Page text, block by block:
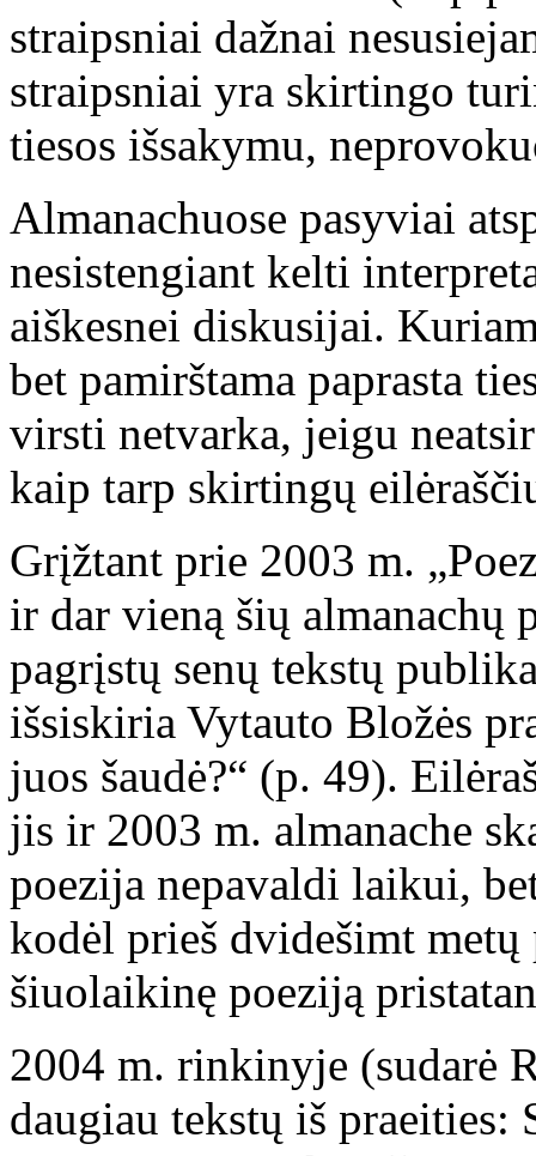
straipsniai dažnai
straipsniai yra skirtingo
tiesos išsakymu,
Almanachuose pasyviai
nesistengiant kelti
aiškesnei diskusijai.
bet pamirštama paprasta
virsti netvarka, jeigu
kaip tarp skirtingų
Grįžtant prie 2003 m.
ir dar vieną šių almanachų
pagrįstų senų tekstų
išsiskiria Vytauto Bložės
juos šaudė?“ (p. 49).
jis ir 2003 m. almanache
poezija nepavaldi laikui,
kodėl prieš dvidešimt
šiuolaikinę poeziją
2004 m. rinkinyje (sudarė
daugiau tekstų iš